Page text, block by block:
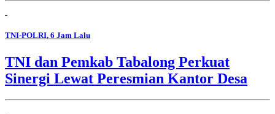
TNI-POLRI, 6 Jam Lalu
TNI dan Pemkab Tabalong Perkuat
Sinergi Lewat Peresmian Kantor Desa